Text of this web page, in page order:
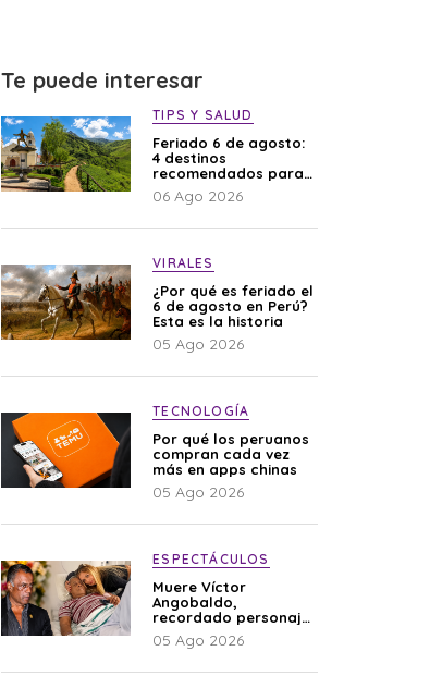
Te puede interesar
TIPS Y SALUD
Feriado 6 de agosto:
4 destinos
recomendados para
disfrutar el descanso
06 Ago 2026
VIRALES
¿Por qué es feriado el
6 de agosto en Perú?
Esta es la historia
05 Ago 2026
TECNOLOGÍA
Por qué los peruanos
compran cada vez
más en apps chinas
05 Ago 2026
ESPECTÁCULOS
Muere Víctor
Angobaldo,
recordado personaje
de la farándula y
expareja de Shirley
05 Ago 2026